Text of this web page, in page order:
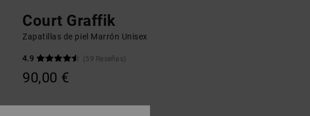
Court Graffik
Zapatillas de piel Marrón Unisex
4.9 (59 Reseñas)
90,00 €